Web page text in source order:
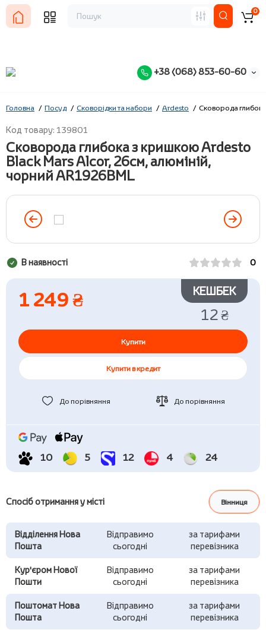
+38 (068) 853-60-60
0
Головна Посуд Сковорідки та набори Ardesto Сковорода
Код товару: 139801
Сковорода глибока з кришкою Ardesto
Black Mars Alcor, 26см, алюміній,
чорний AR1926BML
В наявності 0
1 249 ₴ КЕШБЕК
12 ₴
Купити
Купити в кредит
До порівняння До порівняння
10 5 12 4 24
Спосіб отримання у місті Вінниця
Відділення Нова
Пошта
Відправимо
сьогодні
за тарифами
перевізника
Кур'єром Нової
Пошти
Відправимо
сьогодні
за тарифами
перевізника
Поштомат Нова
Пошта
Відправимо
сьогодні
за тарифами
перевізника